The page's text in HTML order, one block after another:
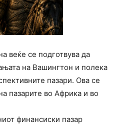
веќе се подготвува да
на Вашингтон и полека
пазари. Ова се
пазарите во Африка и во
финансиски пазар